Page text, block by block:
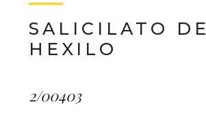
SALICILATO DE
HEXILO
2/00403